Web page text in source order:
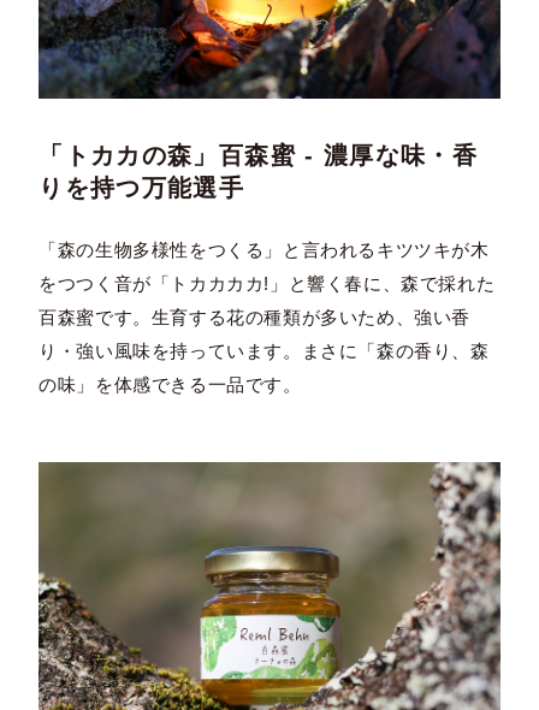
「トカカの森」百森蜜 - 濃厚な味・香
りを持つ万能選手
「森の生物多様性をつくる」と言われるキツツキが木
をつつく音が「トカカカカ!」と響く春に、森で採れた
百森蜜です。生育する花の種類が多いため、強い香
り・強い風味を持っています。まさに「森の香り、森
の味」を体感できる一品です。